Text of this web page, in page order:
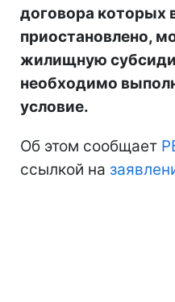
договора которых
приостановлено,
жилищную
необходимо
условие.
Об этом сообщает
ссылкой на